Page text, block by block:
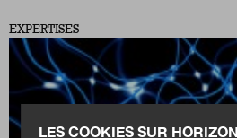
EXPERTISES
LES COOKIES SUR